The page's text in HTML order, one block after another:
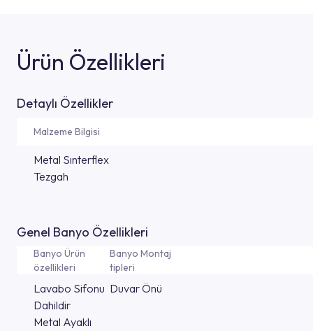
Ürün Özellikleri
Detaylı Özellikler
Malzeme Bilgisi
Metal Sınterflex
Tezgah
Genel Banyo Özellikleri
Banyo Ürün
özellikleri
Banyo Montaj
tipleri
Lavabo Sifonu
Dahildir
Metal Ayaklı
Duvar Önü